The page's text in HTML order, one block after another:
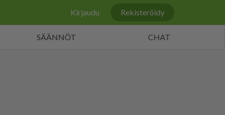
Kirjaudu Rekisteröidy
SÄÄNNÖT CHAT